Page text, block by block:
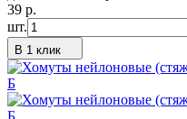
39 p.
шт.
В 1 клик